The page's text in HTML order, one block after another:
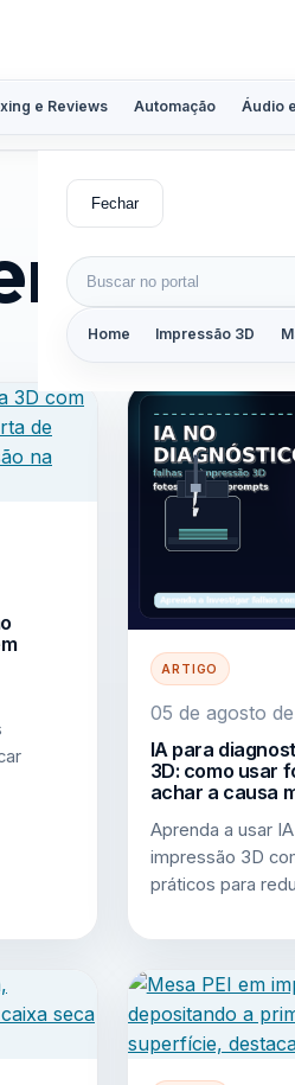
e Reviews Automação Áudio
Fechar
Buscar por:
Home Impressão 3D
ARTIGO
05 de agosto
IA para
3D: como usar
achar a causa
Aprenda a usar
impressão 3D
práticos para